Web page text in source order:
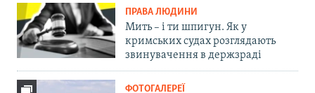
ПРАВА ЛЮДИНИ
Мить – і ти шпигун. Як у
кримських судах розглядають
звинувачення в держзраді
ФОТОГАЛЕРЕЇ